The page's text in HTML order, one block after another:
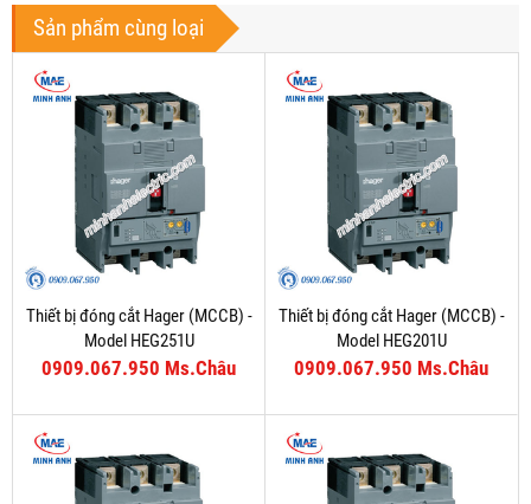
Sản phẩm cùng loại
Thiết bị đóng cắt Hager (MCCB) -
Model HEG251U
0909.067.950 Ms.Châu
Thiết bị đóng cắt Hager (MCCB) -
Model HEG201U
0909.067.950 Ms.Châu